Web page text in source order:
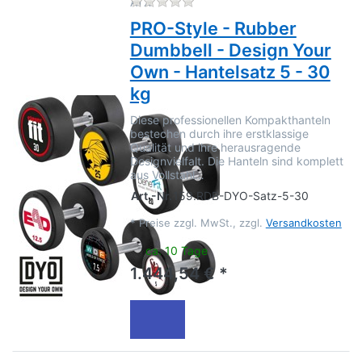
PRO-Style - Rubber
Dumbbell - Design Your
Own - Hantelsatz 5 - 30
kg
Diese professionellen Kompakthanteln
bestechen durch ihre erstklassige
Qualität und ihre herausragende
Designvielfalt. Die Hanteln sind komplett
aus Vollstahl…
Art.-Nr.
159.RDB-DYO-Satz-5-30
* Preise zzgl. MwSt., zzgl. Versandkosten
ca. 10 Tage
1.444,54 € *